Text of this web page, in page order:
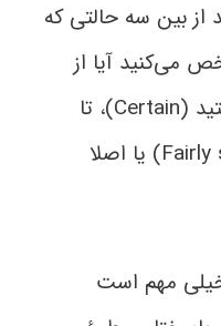
از بین سه حالتی که
می‌کنید آیا از
جوابی که داده‌اید مطمئن هستید (Certain)، تا
حدودی مطمئن هستید (Fairly sure) یا اصلا
مهم است